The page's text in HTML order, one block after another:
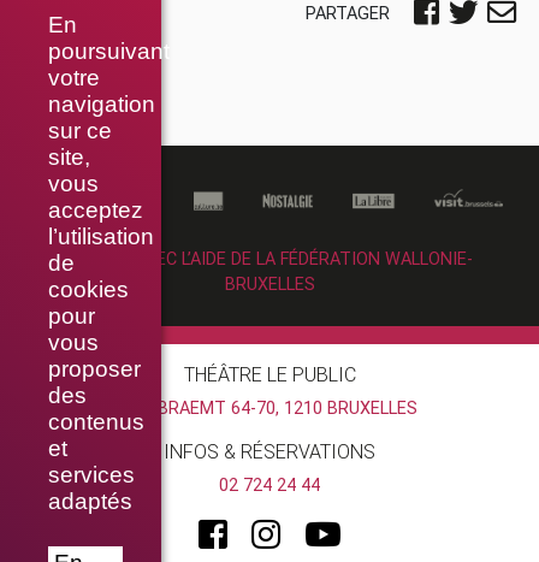
En
poursuivant
votre
navigation
sur ce
site,
vous
acceptez
l’utilisation
de
cookies
pour
vous
proposer
des
contenus
et
services
adaptés
PARTAGER
RÉALISÉ AVEC L’AIDE DE LA FÉDÉRATION WALLONIE-
BRUXELLES
THÉÂTRE LE PUBLIC
RUE BRAEMT 64-70, 1210 BRUXELLES
INFOS & RÉSERVATIONS
02 724 24 44